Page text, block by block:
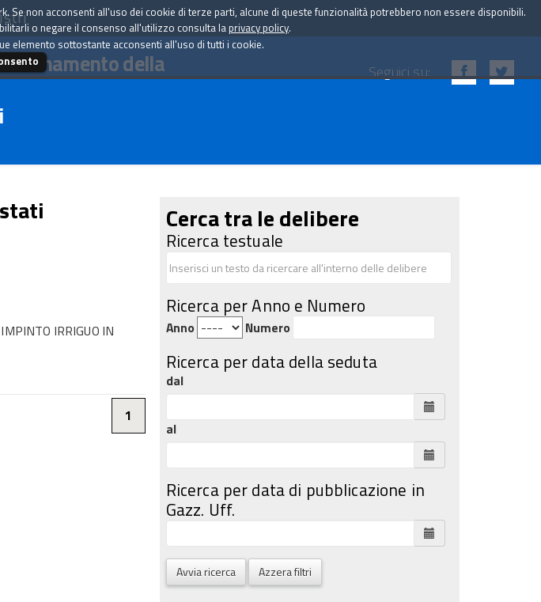
della Seguici su:
IRRIGUO IN
1
Cerca tra le delibere
Ricerca testuale
Ricerca per Anno e Numero
Anno Numero
Ricerca per data della seduta
dal
al
Ricerca per data di pubblicazione in
Gazz. Uff.
Avvia ricerca Azzera filtri
non acconsenti all'uso dei cookie di terze parti, alcune di queste funzionalità potrebbero non essere disponibili.
o negare il consenso all'utilizzo consulta la privacy policy.
elemento sottostante acconsenti all'uso di tutti i cookie.